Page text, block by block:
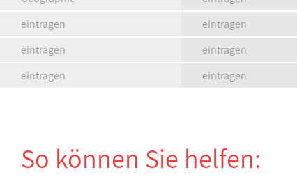
eintragen
eintragen
eintragen
eintragen
eintragen
eintragen
So können Sie helfen: